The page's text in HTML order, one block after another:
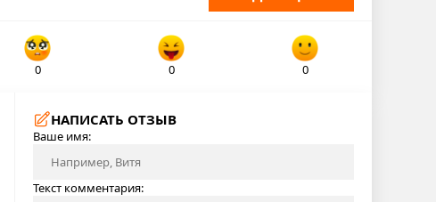
0 0 0
НАПИСАТЬ ОТЗЫВ
Ваше имя:
Текст комментария: